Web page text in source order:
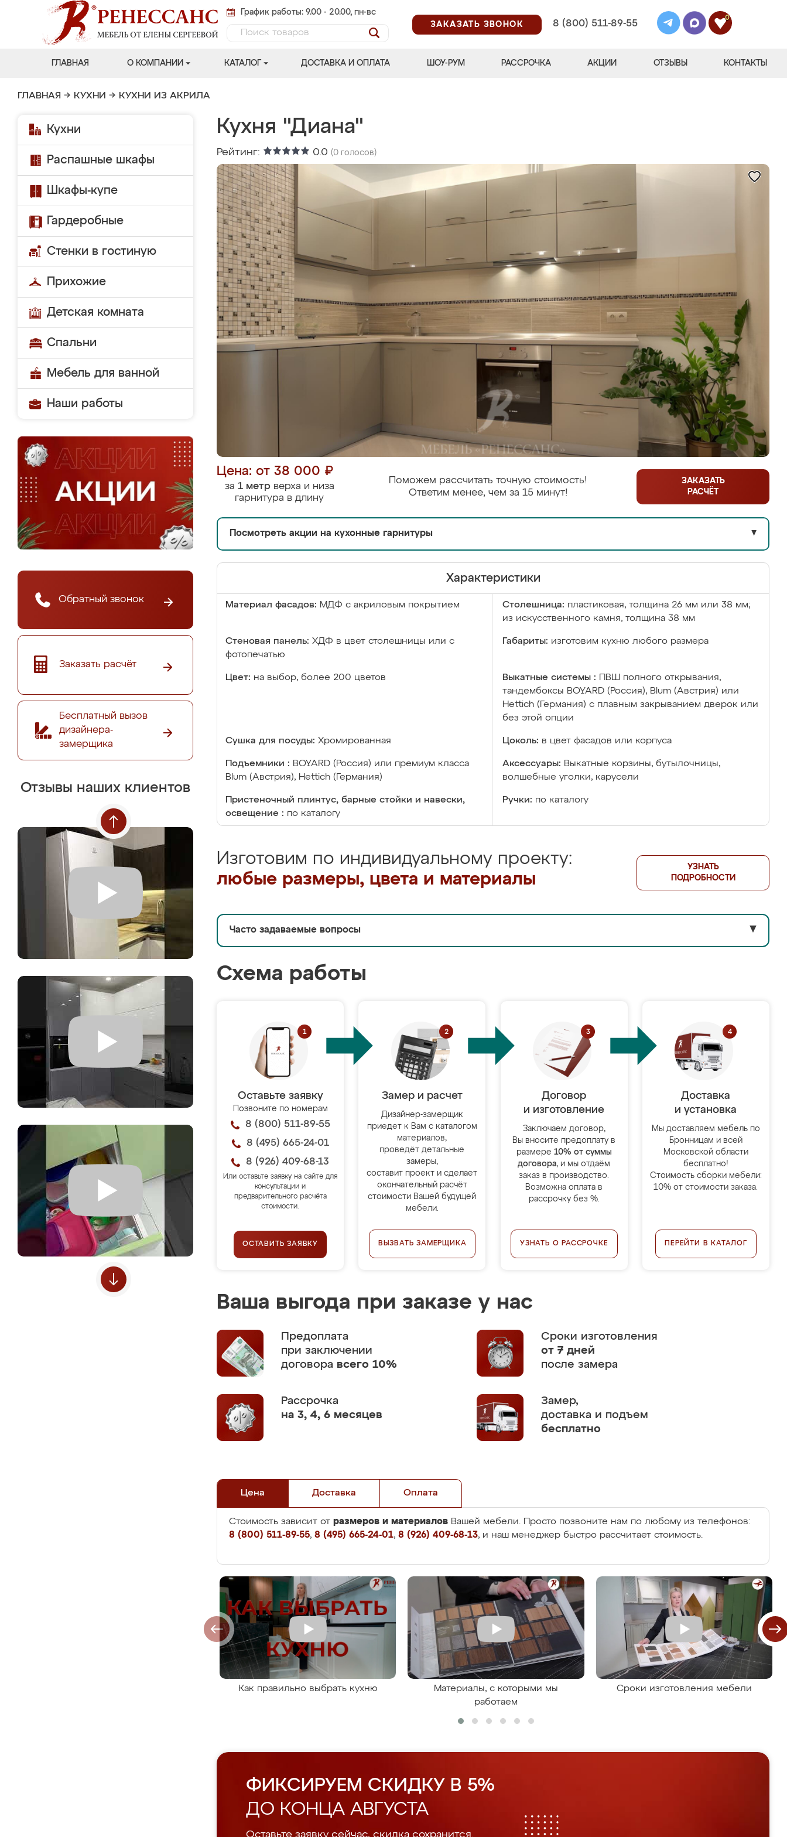
График работы: 9.00 - 20.00, пн-вс
ЗАКАЗАТЬ ЗВОНОК
8 (800) 511-89-55
0
ГЛАВНАЯ О КОМПАНИИ КАТАЛОГ ДОСТАВКА И ОПЛАТА ШОУ-РУМ РАССРОЧКА АКЦИИ ОТЗЫВЫ КОНТАКТЫ
ГЛАВНАЯ → КУХНИ → КУХНИ ИЗ АКРИЛА
Кухни
Распашные шкафы
Шкафы-купе
Гардеробные
Стенки в гостиную
Прихожие
Детская комната
Спальни
Мебель для ванной
Наши работы
Обратный звонок
Заказать расчёт
Бесплатный вызов
дизайнера-
замерщика
Отзывы наших клиентов
Кухня "Диана"
Рейтинг: 0.0 (0 голосов)
Цена: от 38 000 ₽
за 1 метрверха и низа
гарнитура в длину
Поможем рассчитать точную стоимость!
Ответим менее, чем за 15 минут!
ЗАКАЗАТЬ
РАСЧЁТ
Посмотреть акции на кухонные гарнитуры ▼
Характеристики
Материал фасадов: МДФ с акриловым покрытием Столешница: пластиковая, толщина 26 мм или 38 мм;
из искусственного камня, толщина 38 мм
Стеновая панель: ХДФ в цвет столешницы или с
фотопечатью
Габариты: изготовим кухню любого размера
Цвет: на выбор, более 200 цветов Выкатные системы :
ПВШ полного открывания,
тандембоксы BOYARD (Россия), Blum (Австрия) или
Hettich (Германия) с плавным закрыванием дверок или
без этой опции
Сушка для посуды: Хромированная Цоколь: в цвет фасадов или корпуса
Подъемники : BOYARD (Россия) или премиум класса
Blum (Австрия), Hettich (Германия)
Аксессуары: Выкатные корзины, бутылочницы,
волшебные уголки, карусели
Пристеночный плинтус, барные стойки и навески,
освещение : по каталогу
Ручки: по каталогу
Изготовим по индивидуальному проекту:
любые размеры, цвета и материалы
УЗНАТЬ
ПОДРОБНОСТИ
Часто задаваемые вопросы ▼
Схема работы
Оставьте заявку
Позвоните по номерам
8 (800) 511-89-55
8 (495) 665-24-01
8 (926) 409-68-13
Или оставьте заявку на сайте для
консультации и
предварительного расчёта
стоимости.
ОСТАВИТЬ ЗАЯВКУ
Замер и расчет
Дизайнер-замерщик
приедет к Вам с каталогом
материалов,
проведёт детальные
замеры,
составит проект и сделает
окончательный расчёт
стоимости Вашей будущей
мебели.
ВЫЗВАТЬ ЗАМЕРЩИКА
Договор
и изготовление
Заключаем договор,
Вы вносите предоплату в
размере 10% от суммы
договора, и мы отдаём
заказ в производство.
Возможна оплата в
рассрочку без %.
УЗНАТЬ О РАССРОЧКЕ
Доставка
и установка
Мы доставляем мебель по
Бронницам и всей
Московской области
бесплатно!
Стоимость сборки мебели:
10% от стоимости заказа.
ПЕРЕЙТИ В КАТАЛОГ
Ваша выгода при заказе у нас
Предоплата
при заключении
договора всего 10%
Сроки изготовления
от 7 дней
после замера
Рассрочка
на 3, 4, 6 месяцев
Замер,
доставка и подъем
бесплатно
Цена Доставка Оплата
Стоимость зависит от размеров и материалов Вашей мебели. Просто позвоните нам по любому из телефонов:
8 (800) 511-89-55, 8 (495) 665-24-01, 8 (926) 409-68-13, и наш менеджер быстро рассчитает стоимость.
Как правильно выбрать кухню
Материалы, с которыми мы
работаем
Сроки изготовления мебели
ФИКСИРУЕМ СКИДКУ В 5%
ДО КОНЦА АВГУСТА
Оставьте заявку сейчас, скидка сохранится.